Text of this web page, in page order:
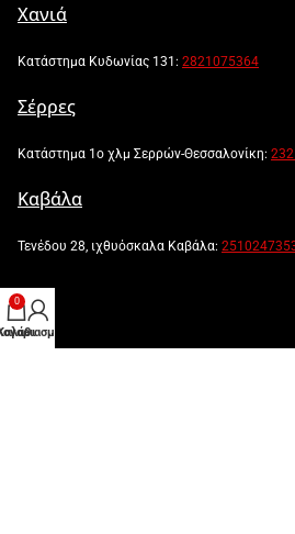
Χανιά
Κατάστημα Κυδωνίας 131: 2821075364
Σέρρες
Κατάστημα 1ο χλμ Σερρών-Θεσσαλονίκη:
Καβάλα
Τενέδου 28, ιχθυόσκαλα Καβάλα:
0
μου